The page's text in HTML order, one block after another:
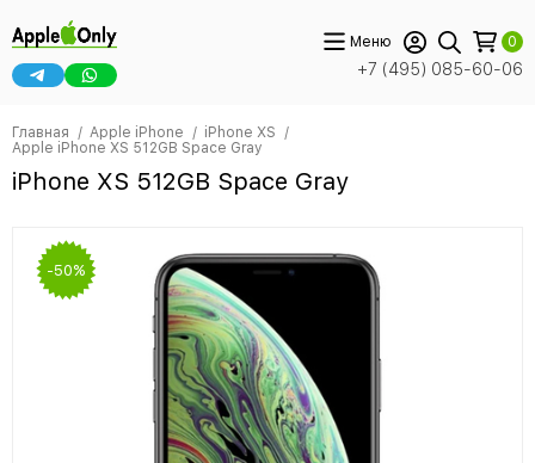
+7 (495) 085-60-06
Меню 0
Главная Apple iPhone
iPhone XS
Apple iPhone XS 512GB Space Gray
iPhone XS 512GB Space Gray
-50%